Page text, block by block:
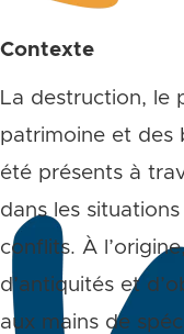
Contexte
La destruction, le
patrimoine et des
été présents à
dans les
conflits. À
d’antiquités et
aux mains de